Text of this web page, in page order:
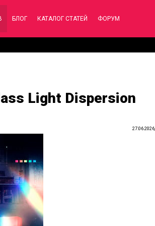
БЛОГ КАТАЛОГ СТАТЕЙ ФОРУМ
Light Dispersion